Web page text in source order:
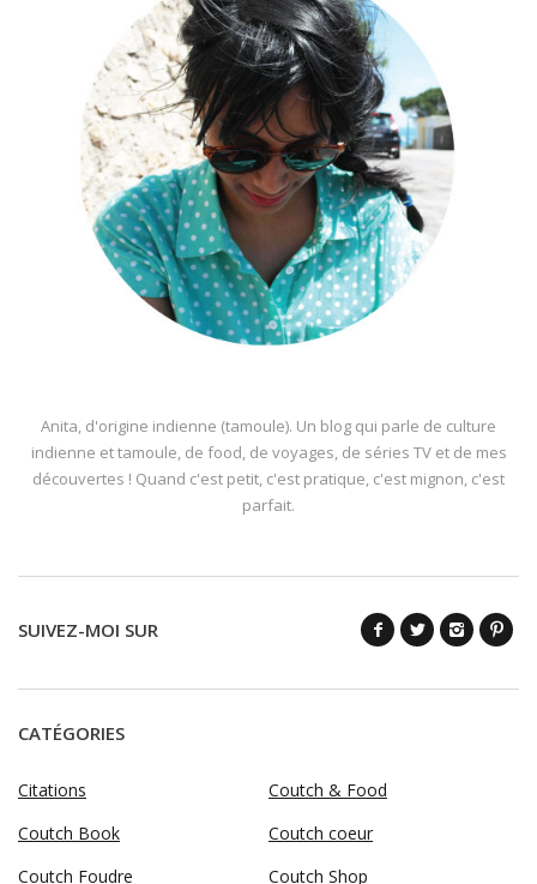
Anita, d'origine indienne (tamoule). Un blog qui parle de culture
indienne et tamoule, de food, de voyages, de séries TV et de mes
découvertes ! Quand c'est petit, c'est pratique, c'est mignon, c'est
parfait.
SUIVEZ-MOI SUR
CATÉGORIES
Citations
Coutch & Food
Coutch Book
Coutch coeur
Coutch Foudre
Coutch Shop